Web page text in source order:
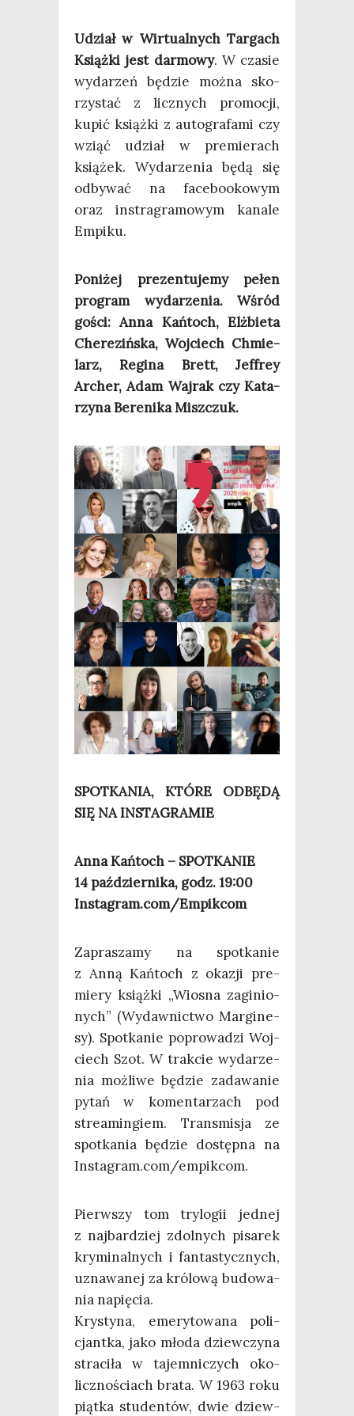
Udział w Wir­tu­al­nych Tar­gach
Książ­ki jest dar­mo­wy. W cza­sie
wyda­rzeń będzie moż­na sko­
rzy­stać z licz­nych pro­mo­cji,
kupić książ­ki z auto­gra­fa­mi czy
wziąć udział w pre­mie­rach
ksią­żek. Wyda­rze­nia będą się
odby­wać na face­bo­oko­wym
oraz instra­gra­mo­wym kana­le
Empiku.
Poni­żej pre­zen­tu­je­my pełen
pro­gram wyda­rze­nia. Wśród
gości: Anna Kań­toch, Elż­bie­ta
Che­re­ziń­ska, Woj­ciech Chmie­
larz, Regi­na Brett, Jef­frey
Archer, Adam Waj­rak czy Kata­
rzy­na Bere­ni­ka Miszczuk.
SPOTKANIA, KTÓRE ODBĘDĄ
SIĘ NA INSTAGRAMIE
Anna Kań­toch – SPOTKANIE
14 paź­dzier­ni­ka, godz. 19:00
Instagram.com/Empikcom
Zapra­sza­my na spo­tka­nie
z Anną Kań­toch z oka­zji pre­
mie­ry książ­ki „Wio­sna zagi­nio­
nych” (Wydaw­nic­two Mar­gi­ne­
sy). Spo­tka­nie popro­wa­dzi Woj­
ciech Szot. W trak­cie wyda­rze­
nia moż­li­we będzie zada­wa­nie
pytań w komen­ta­rzach pod
stre­amin­giem. Trans­mi­sja ze
spo­tka­nia będzie dostęp­na na
Instagram.com/empikcom.
Pierw­szy tom try­lo­gii jed­nej
z naj­bar­dziej zdol­nych pisa­rek
kry­mi­nal­nych i fan­ta­stycz­nych,
uzna­wa­nej za kró­lo­wą budo­wa­
nia napięcia.
Kry­sty­na, eme­ry­to­wa­na poli­
cjant­ka, jako mło­da dziew­czy­na
stra­ci­ła w tajem­ni­czych oko­
licz­no­ściach bra­ta. W 1963 roku
piąt­ka stu­den­tów, dwie dziew­